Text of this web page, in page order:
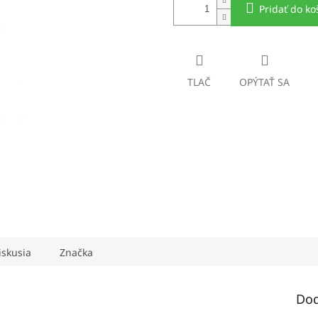
Pridať do
TLAČ OPÝTAŤ SA
Značka